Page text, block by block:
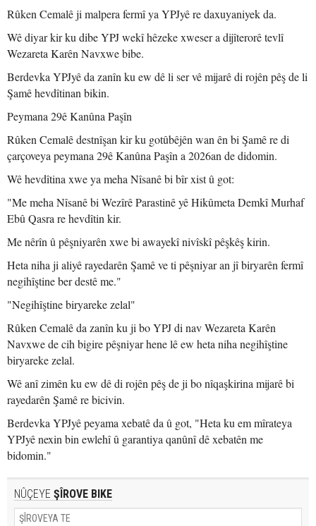
Rûken Cemalê ji malpera fermî ya YPJyê re daxuyaniyek da.
Wê diyar kir ku dibe YPJ wekî hêzeke xweser a dijîterorê tevlî
Wezareta Karên Navxwe bibe.
Berdevka YPJyê da zanîn ku ew dê li ser vê mijarê di rojên pêş de li
Şamê hevdîtinan bikin.
Peymana 29ê Kanûna Paşîn
Rûken Cemalê destnîşan kir ku gotûbêjên wan ên bi Şamê re di
çarçoveya peymana 29ê Kanûna Paşîn a 2026an de didomin.
Wê hevdîtina xwe ya meha Nîsanê bi bîr xist û got:
"Me meha Nîsanê bi Wezîrê Parastinê yê Hikûmeta Demkî Murhaf
Ebû Qasra re hevdîtin kir.
Me nêrîn û pêşniyarên xwe bi awayekî nivîskî pêşkêş kirin.
Heta niha ji aliyê rayedarên Şamê ve ti pêşniyar an jî biryarên fermî
negihîştine ber destê me."
"Negihîştine biryareke zelal"
Rûken Cemalê da zanîn ku ji bo YPJ di nav Wezareta Karên
Navxwe de cih bigire pêşniyar hene lê ew heta niha negihîştine
biryareke zelal.
Wê anî zimên ku ew dê di rojên pêş de ji bo nîqaşkirina mijarê bi
rayedarên Şamê re bicivin.
Berdevka YPJyê peyama xebatê da û got, "Heta ku em mîrateya
YPJyê nexin bin ewlehî û garantiya qanûnî dê xebatên me
bidomin."
NÛÇEYE ŞÎROVE BIKE